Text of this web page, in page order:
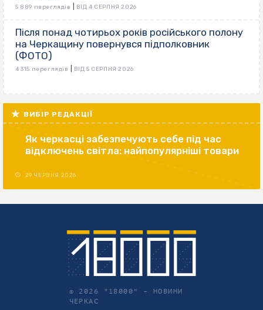
5 889 переглядів ВІД 4 СЕРПНЯ 2026
Після понад чотирьох років російського полону
на Черкащину повернувся підполковник
(ФОТО)
4 315 переглядів ВІД 5 СЕРПНЯ 2026
ВИБІР РЕДАКЦІЇ
Як черкасці забезпечують себе під час
відключень світла: найпопулярніші товари
29 ЧЕРВНЯ 2026
© 2026 "18000" – НОВИНИ
ЧЕРКАС